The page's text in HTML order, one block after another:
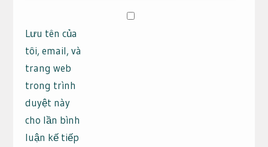
Lưu tên của
tôi, email, và
trang web
trong trình
duyệt này
cho lần bình
luận kế tiếp